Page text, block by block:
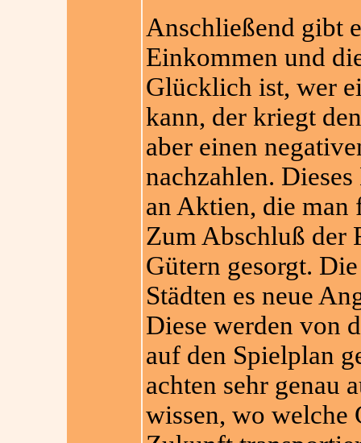
Anschließend gibt
Einkommen und
Glücklich ist, wer
kann, der kriegt
aber einen
nachzahlen.
an Aktien, die man
Zum Abschluß der
Gütern gesorgt.
Städten es neue
Diese werden von
auf den Spielplan
achten sehr genau
wissen, wo welche